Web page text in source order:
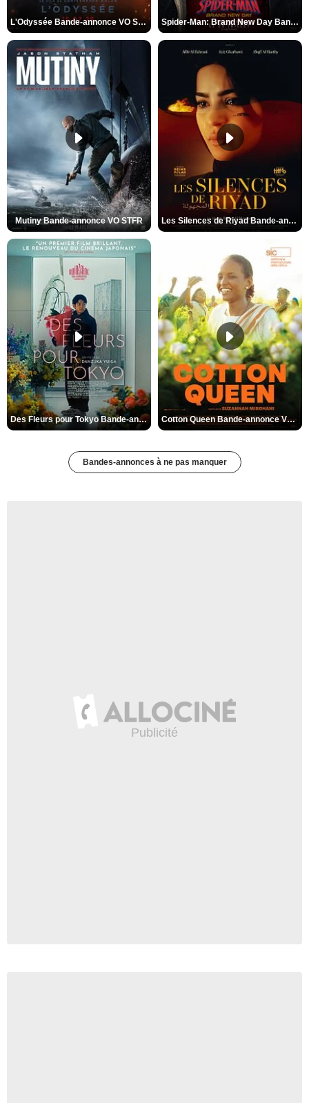
L'Odyssée Bande-annonce VO STFR Spider-Man: Brand New Day Bande-annonce VO STFR
Mutiny Bande-annonce VO STFR Les Silences de Riyad Bande-annonce VO STFR
Des Fleurs pour Tokyo Bande-annonce VO STFR Cotton Queen Bande-annonce VO STFR
Bandes-annonces à ne pas manquer